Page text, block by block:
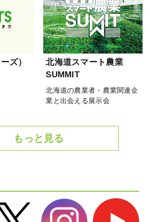
ズ）
北海道スマート農業
SUMMIT
北海道の農業者・農業関連企
業と出会える展示会
もっと見る